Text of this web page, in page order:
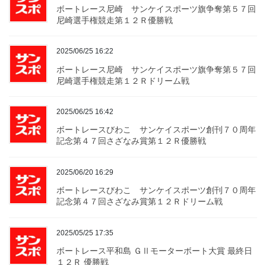
ボートレース尼崎 サンケイスポーツ旗争奪第５７回
尼崎選手権競走第１２Ｒ優勝戦
2025/06/25 16:22
ボートレース尼崎 サンケイスポーツ旗争奪第５７回
尼崎選手権競走第１２Ｒドリーム戦
2025/06/25 16:42
ボートレースびわこ サンケイスポーツ創刊７０周年
記念第４７回さざなみ賞第１２Ｒ優勝戦
2025/06/20 16:29
ボートレースびわこ サンケイスポーツ創刊７０周年
記念第４７回さざなみ賞第１２Ｒドリーム戦
2025/05/25 17:35
ボートレース平和島 ＧⅡモーターボート大賞 最終日
１２Ｒ 優勝戦